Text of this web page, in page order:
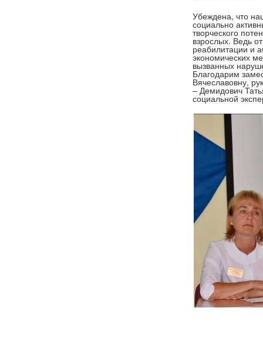
Убеждена, что
социально
творческого
взрослых. Ведь
реабилитации и
экономических
вызванных
Благодарим
Вячеславовну,
– Демидович
социальной